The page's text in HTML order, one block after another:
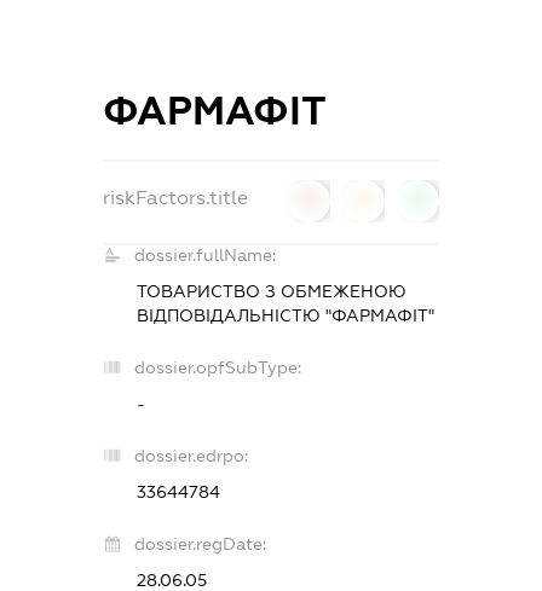
ФАРМАФІТ
riskFactors.title
dossier.fullName:
ТОВАРИСТВО З ОБМЕЖЕНОЮ
ВІДПОВІДАЛЬНІСТЮ "ФАРМАФІТ"
dossier.opfSubType:
-
dossier.edrpo:
33644784
dossier.regDate:
28.06.05